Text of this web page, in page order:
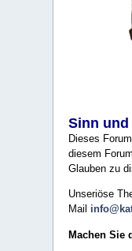
Sinn
Dieses
diesem
Glauben zu
Unseriöse
Mail
Machen Sie